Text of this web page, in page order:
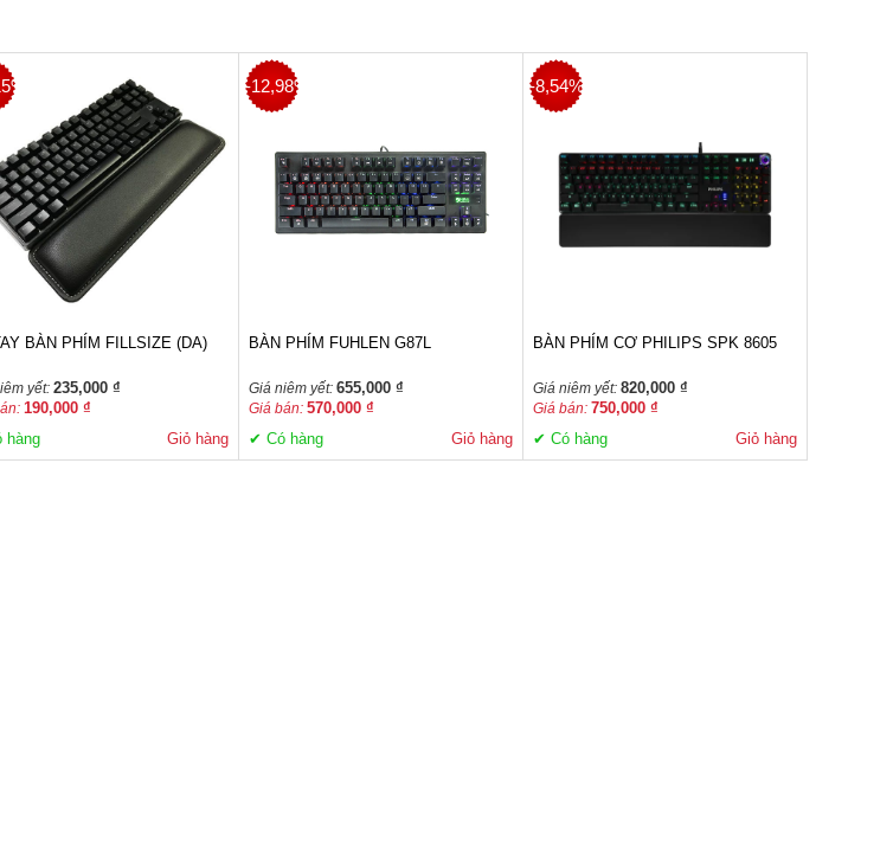
BÀN PHÍM FILLSIZE (DA)
yết: 235,000 ₫
190,000 ₫
hàng Giỏ hàng
BÀN PHÍM FUHLEN G87L
Giá niêm yết:655,000 ₫
Giá bán:570,000 ₫
-12,98%
✔ Có hàng Giỏ hàng
BÀN PHÍM CƠ PHILIPS SPK 8605
Giá niêm yết:820,000 ₫
Giá bán:750,000 ₫
-8,54%
✔ Có hàng Giỏ hàng